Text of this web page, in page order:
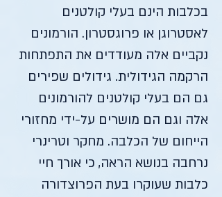
בכלבות הינם בעלי קולטנים
לאסטרוגן או פרוגסטרון. הורמונים
נקביים אלה מעודדים את התפתחות
הרקמה הגידולית. גידולים שפירים
גם הם בעלי קולטנים להורמונים
אלה וגם הם מושרים על-ידי מחזורי
הייחום של הכלבה. מחקר וטרינרי
נרחבה בנושא הראה, כי אורך חיי
כלבות שעוקרו בעת הפרוצדורה